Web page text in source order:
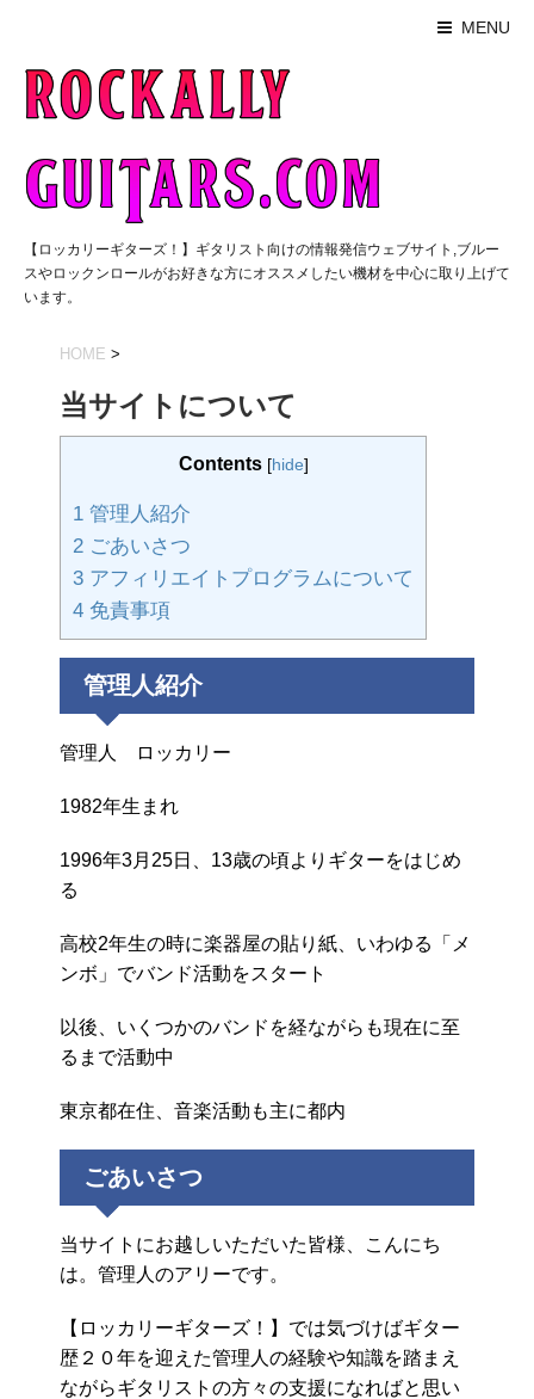
MENU
【ロッカリーギターズ！】ギタリスト向けの情報発信ウェブサイト,ブルー
スやロックンロールがお好きな方にオススメしたい機材を中心に取り上げて
います。
HOME >
当サイトについて
Contents [hide]
1 管理人紹介
2 ごあいさつ
3 アフィリエイトプログラムについて
4 免責事項
管理人紹介
管理人 ロッカリー
1982年生まれ
1996年3月25日、13歳の頃よりギターをはじめ
る
高校2年生の時に楽器屋の貼り紙、いわゆる「メ
ンボ」でバンド活動をスタート
以後、いくつかのバンドを経ながらも現在に至
るまで活動中
東京都在住、音楽活動も主に都内
ごあいさつ
当サイトにお越しいただいた皆様、こんにち
は。管理人のアリーです。
【ロッカリーギターズ！】では気づけばギター
歴２０年を迎えた管理人の経験や知識を踏まえ
ながらギタリストの方々の支援になればと思い